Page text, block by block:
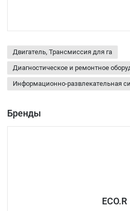
автокомпонентов RDrive.
Двигатель, Трансмиссия для га
Диагностическое и ремонтное
Информационно-развлекательная
Бренды
ECO.R